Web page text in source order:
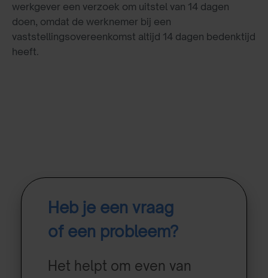
werkgever een verzoek om uitstel van 14 dagen
doen, omdat de werknemer bij een
vaststellingsovereenkomst altijd 14 dagen bedenktijd
heeft.
Heb je een vraag
of een probleem?
Het helpt om even van